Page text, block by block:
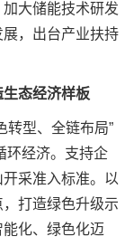
大储能技术研发
，出台产业扶持
生态经济样板
型、全链布局”
环经济。支持企
采准入标准。以
打造绿色升级示
化、绿色化迈